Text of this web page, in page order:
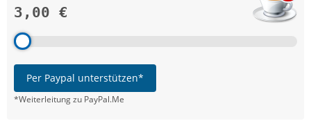
3,00 €
Per Paypal unterstützen*
*Weiterleitung zu PayPal.Me